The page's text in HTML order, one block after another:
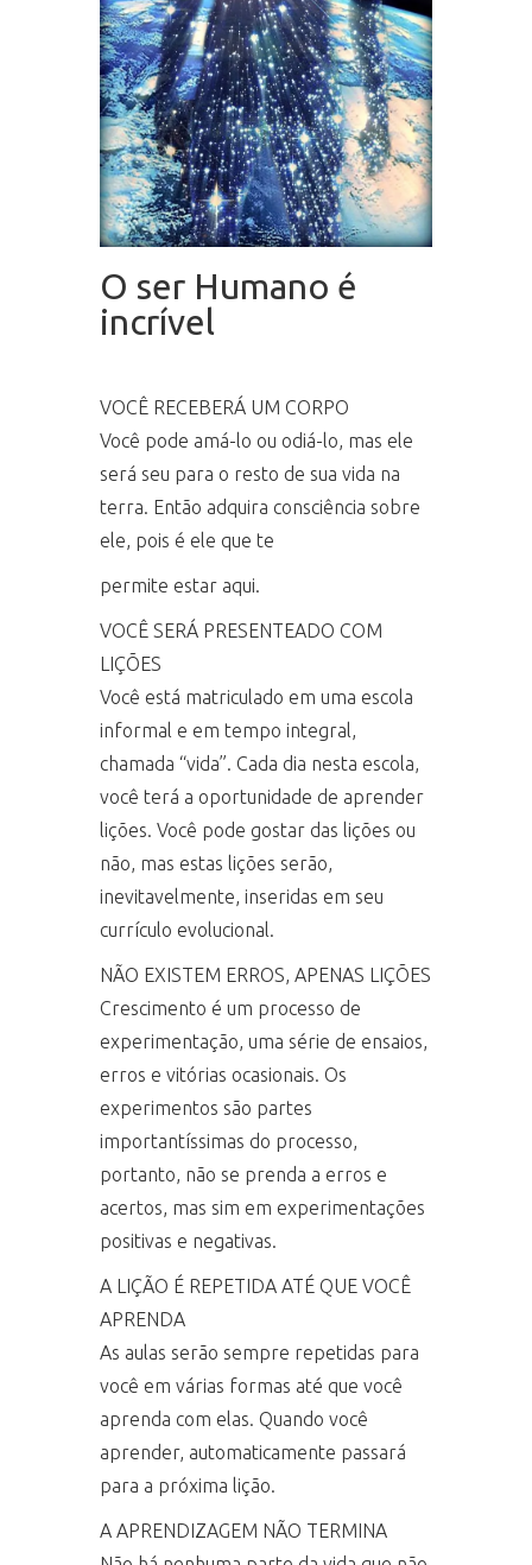
O ser Humano é
incrível
VOCÊ RECEBERÁ UM CORPO
Você pode amá-lo ou odiá-lo, mas ele
será seu para o resto de sua vida na
terra. Então adquira consciência sobre
ele, pois é ele que te
permite estar aqui.
VOCÊ SERÁ PRESENTEADO COM
LIÇÕES
Você está matriculado em uma escola
informal e em tempo integral,
chamada “vida”. Cada dia nesta escola,
você terá a oportunidade de aprender
lições. Você pode gostar das lições ou
não, mas estas lições serão,
inevitavelmente, inseridas em seu
currículo evolucional.
NÃO EXISTEM ERROS, APENAS LIÇÕES
Crescimento é um processo de
experimentação, uma série de ensaios,
erros e vitórias ocasionais. Os
experimentos são partes
importantíssimas do processo,
portanto, não se prenda a erros e
acertos, mas sim em experimentações
positivas e negativas.
A LIÇÃO É REPETIDA ATÉ QUE VOCÊ
APRENDA
As aulas serão sempre repetidas para
você em várias formas até que você
aprenda com elas. Quando você
aprender, automaticamente passará
para a próxima lição.
A APRENDIZAGEM NÃO TERMINA